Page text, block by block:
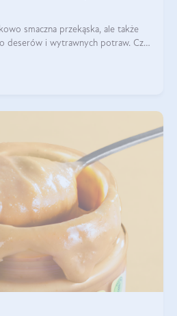
smaczna przekąska, ale także
deserów i wytrawnych potraw. Czy